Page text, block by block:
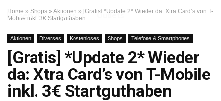
Reisen Shops Outlets
Home » Shops » Aktionen » [Gratis] *Update 2* Wieder da: Xtra Card’s von T-
Mobile inkl. 3€ Startguthaben
Aktionen Diverses Kostenloses Shops Telefone & Smartphones
[Gratis] *Update 2* Wieder
da: Xtra Card’s von T-Mobile
inkl. 3€ Startguthaben